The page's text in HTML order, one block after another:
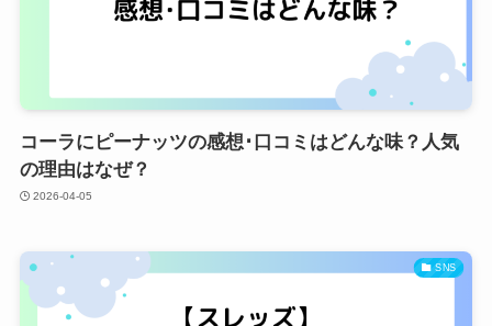
コーラにピーナッツの感想･口コミはどんな味？人気
の理由はなぜ？
2026-04-05
SNS